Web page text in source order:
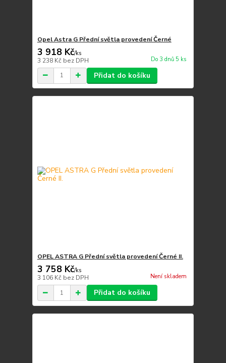
Opel Astra G Přední světla provedení Černé
3 918 Kč/ks
3 238 Kč bez DPH Do 3 dnů 5 ks
Přidat do košíku
OPEL ASTRA G Přední světla provedení Černé II.
3 758 Kč/ks
3 106 Kč bez DPH Není skladem
Přidat do košíku